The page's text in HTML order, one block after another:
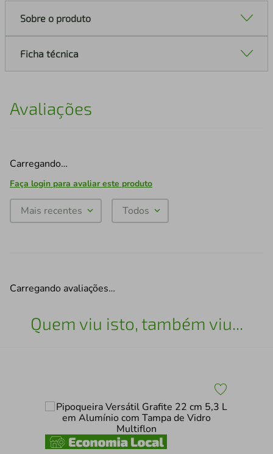
Sobre o produto
Ficha técnica
Avaliações
Carregando…
Faça login para avaliar este produto
Mais recentes Todos
Carregando avaliações…
Quem viu isto, também viu...